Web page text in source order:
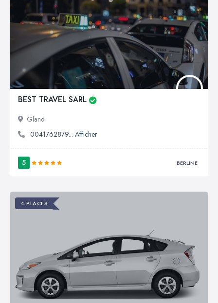
BEST TRAVEL SARL
Gland
0041762879... Afficher
5 BERLINE
4 PLACES